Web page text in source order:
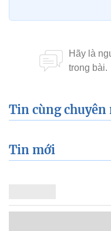
Tin cùng chuyên
Tin mới